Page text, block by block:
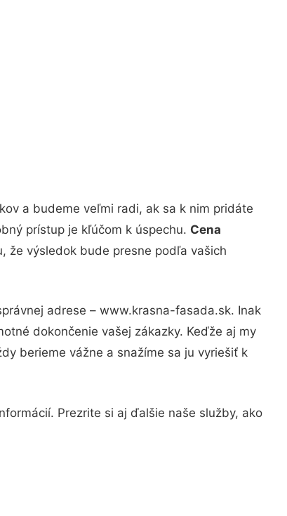
a budeme veľmi radi, ak sa k nim pridáte
prístup je kľúčom k úspechu. Cena
že výsledok bude presne podľa vašich
adrese – www.krasna-fasada.sk. Inak
dokončenie vašej zákazky. Keďže aj my
berieme vážne a snažíme sa ju vyriešiť k
Prezrite si aj ďalšie naše služby, ako